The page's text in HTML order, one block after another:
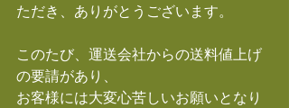
ただき、ありがとうございます。
このたび、運送会社からの送料値上げ
の要請があり、
お客様には大変心苦しいお願いとなり